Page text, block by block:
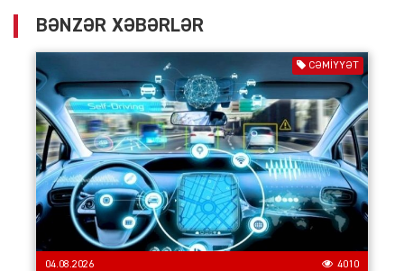
BƏNZƏR XƏBƏRLƏR
CƏMIYYƏT
04.08.2026 4010